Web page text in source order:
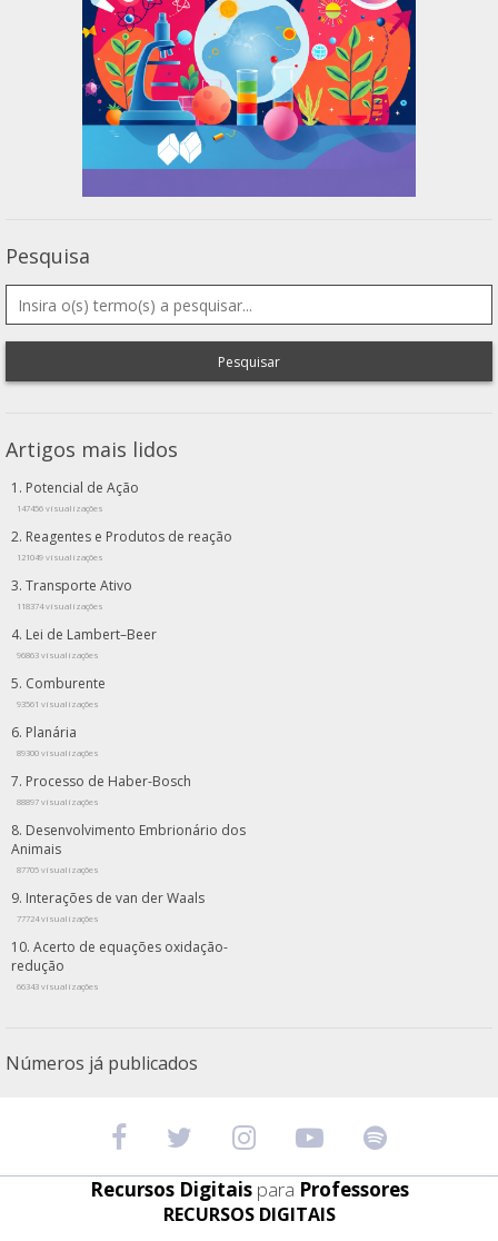
Pesquisa
Pesquisar
Artigos mais lidos
Potencial de Ação
147456 visualizações
Reagentes e Produtos de reação
121049 visualizações
Transporte Ativo
118374 visualizações
Lei de Lambert–Beer
96863 visualizações
Comburente
93561 visualizações
Planária
89300 visualizações
Processo de Haber-Bosch
88897 visualizações
Desenvolvimento Embrionário dos
Animais
87705 visualizações
Interações de van der Waals
77724 visualizações
Acerto de equações oxidação-
redução
66343 visualizações
Números já publicados
Recursos Digitais para Professores
RECURSOS DIGITAIS